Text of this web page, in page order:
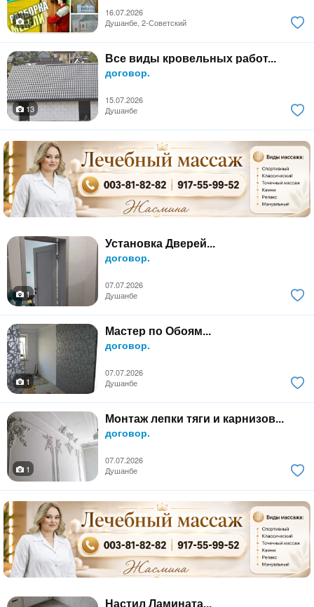
16.07.2026
1
Душанбе, 2-Советский
Все виды кровельных работ...
договор.
15.07.2026
13
Душанбе
Установка Дверей...
договор.
07.07.2026
1
Душанбе
Мастер по Обоям...
договор.
07.07.2026
1
Душанбе
Монтаж лепки тяги и карнизов...
договор.
07.07.2026
1
Душанбе
Настил Ламината...